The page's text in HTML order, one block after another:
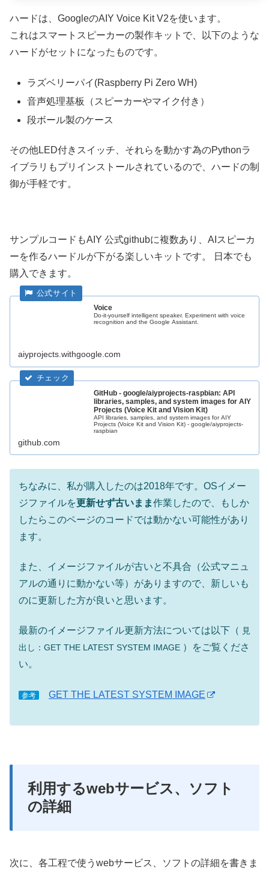
ハードは、GoogleのAIY Voice Kit V2を使います。
これはスマートスピーカーの製作キットで、以下のような
ハードがセットになったものです。
ラズベリーパイ(Raspberry Pi Zero WH)
音声処理基板（スピーカーやマイク付き）
段ボール製のケース
その他LED付きスイッチ、それらを動かす為のPythonラ
イブラリもプリインストールされているので、ハードの制
御が手軽です。
サンプルコードもAIY 公式githubに複数あり、AIスピーカ
ーを作るハードルが下がる楽しいキットです。 日本でも
購入できます。
Voice
Do-it-yourself intelligent speaker. Experiment with voice
recognition and the Google Assistant.
aiyprojects.withgoogle.com
GitHub - google/aiyprojects-raspbian: API
libraries, samples, and system images for AIY
Projects (Voice Kit and Vision Kit)
API libraries, samples, and system images for AIY
Projects (Voice Kit and Vision Kit) - google/aiyprojects-
raspbian
github.com
ちなみに、私が購入したのは2018年です。OSイメー
ジファイルを更新せず古いまま作業したので、もしか
したらこのページのコードでは動かない可能性があり
ます。
また、イメージファイルが古いと不具合（公式マニュ
アルの通りに動かない等）がありますので、新しいも
のに更新した方が良いと思います。
最新のイメージファイル更新方法については以下（ 見
出し：GET THE LATEST SYSTEM IMAGE ）をご覧くださ
い。
参考 GET THE LATEST SYSTEM IMAGE
利用するwebサービス、ソフト
の詳細
次に、各工程で使うwebサービス、ソフトの詳細を書きま